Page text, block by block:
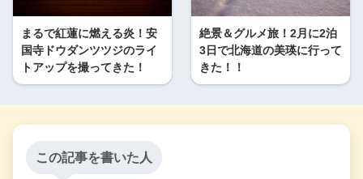
まるで紅蓮に燃える炎！安
国寺ドウダンツツジのライ
トアップを撮ってきた！
絶景＆グルメ旅！2月に2泊
3日で北海道の美瑛に行って
きた！！
この記事を書いた人